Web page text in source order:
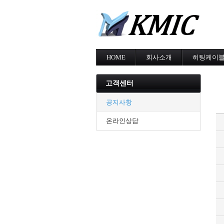
HOME 회사소개 히팅케이블
지붕융설
고객센터
공지사항
온라인상담